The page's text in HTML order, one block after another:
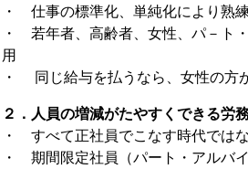
・ 仕事の標準化、単純化により熟
・ 若年者、高齢者、女性、パ－ト
用
・ 同じ給与を払うなら、女性の方
２．人員の増減がたやすくできる労
・ すべて正社員でこなす時代では
・ 期間限定社員（パート・アルバ